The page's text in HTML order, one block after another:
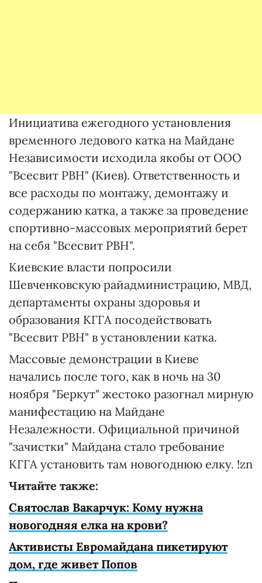
Инициатива ежегодного установления
временного ледового катка на Майдане
Независимости исходила якобы от ООО
"Всесвит РВН" (Киев). Ответственность и
все расходы по монтажу, демонтажу и
содержанию катка, а также за проведение
спортивно-массовых мероприятий берет
на себя "Всесвит РВН".
Киевские власти попросили
Шевченковскую райадминистрацию, МВД,
департаменты охраны здоровья и
образования КГГА посодействовать
"Всесвит РВН" в установлении катка.
Массовые демонстрации в Киеве
начались после того, как в ночь на 30
ноября "Беркут" жестоко разогнал мирную
манифестацию на Майдане
Незалежности. Официальной причиной
"зачистки" Майдана стало требование
КГГА установить там новогоднюю елку. !zn
Читайте также:
Святослав Вакарчук: Кому нужна
новогодняя елка на крови?
Активисты Евромайдана пикетируют
дом, где живет Попов